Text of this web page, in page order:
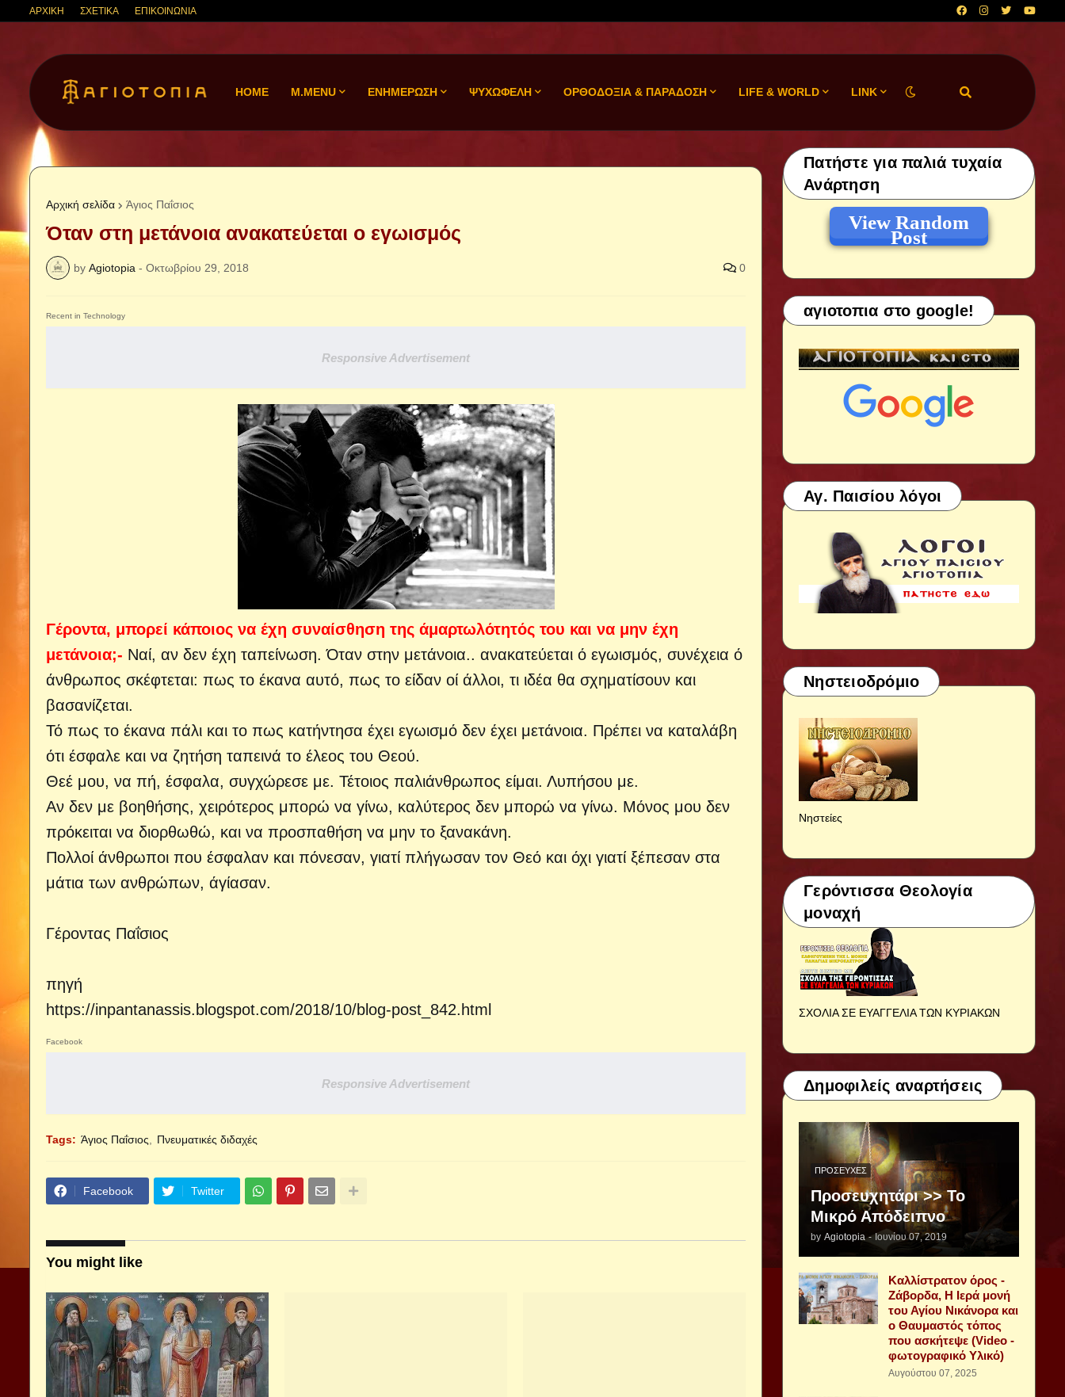
ΑΡΧΙΚΗ ΣΧΕΤΙΚΑ ΕΠΙΚΟΙΝΩΝΙΑ
HOME M.MENU ΕΝΗΜΕΡΩΣΗ ΨΥΧΩΦΕΛΗ ΟΡΘΟΔΟΞΙΑ & ΠΑΡΑΔΟΣΗ LIFE & WORLD LINK
Αρχική σελίδα Άγιος Παΐσιος
Όταν στη μετάνοια ανακατεύεται ο εγωισμός
by Agiotopia - Οκτωβρίου 29, 2018 0
Recent in Technology
Responsive Advertisement
Γέροντα, μπορεί κάποιος να έχη συναίσθηση της άμαρτωλότητός του και να μην έχη
μετάνοια;- Ναί, αν δεν έχη ταπείνωση. Όταν στην μετάνοια.. ανακατεύεται ό εγωισμός, συνέχεια ό
άνθρωπος σκέφτεται: πως το έκανα αυτό, πως το είδαν οί άλλοι, τι ιδέα θα σχηματίσουν και
βασανίζεται.
Τό πως το έκανα πάλι και το πως κατήντησα έχει εγωισμό δεν έχει μετάνοια. Πρέπει να καταλάβη
ότι έσφαλε και να ζητήση ταπεινά το έλεος του Θεού.
Θεέ μου, να πή, έσφαλα, συγχώρεσε με. Τέτοιος παλιάνθρωπος είμαι. Λυπήσου με.
Αν δεν με βοηθήσης, χειρότερος μπορώ να γίνω, καλύτερος δεν μπορώ να γίνω. Μόνος μου δεν
πρόκειται να διορθωθώ, και να προσπαθήση να μην το ξανακάνη.
Πολλοί άνθρωποι που έσφαλαν και πόνεσαν, γιατί πλήγωσαν τον Θεό και όχι γιατί ξέπεσαν στα
μάτια των ανθρώπων, άγίασαν.
Γέροντας Παΐσιος
πηγή
https://inpantanassis.blogspot.com/2018/10/blog-post_842.html
Facebook
Responsive Advertisement
Tags: Άγιος Παΐσιος Πνευματικές διδαχές
Facebook Twitter
You might like
Πατήστε για παλιά τυχαία
Ανάρτηση
View Random
Post
αγιοτοπια στο google!
Αγ. Παισίου λόγοι
Νηστειοδρόμιο
Νηστείες
Γερόντισσα Θεολογία
μοναχή
ΣΧΟΛΙΑ ΣΕ ΕΥΑΓΓΕΛΙΑ ΤΩΝ ΚΥΡΙΑΚΩΝ
Δημοφιλείς αναρτήσεις
ΠΡΟΣΕΥΧΈΣ
Προσευχητάρι >> Το
Μικρό Απόδειπνο
by Agiotopia - Ιουνίου 07, 2019
Καλλίστρατον όρος -
Ζάβορδα, Η Ιερά μονή
του Αγίου Νικάνορα και
ο Θαυμαστός τόπος
που ασκήτεψε (Video -
φωτογραφικό Υλικό)
Αυγούστου 07, 2025